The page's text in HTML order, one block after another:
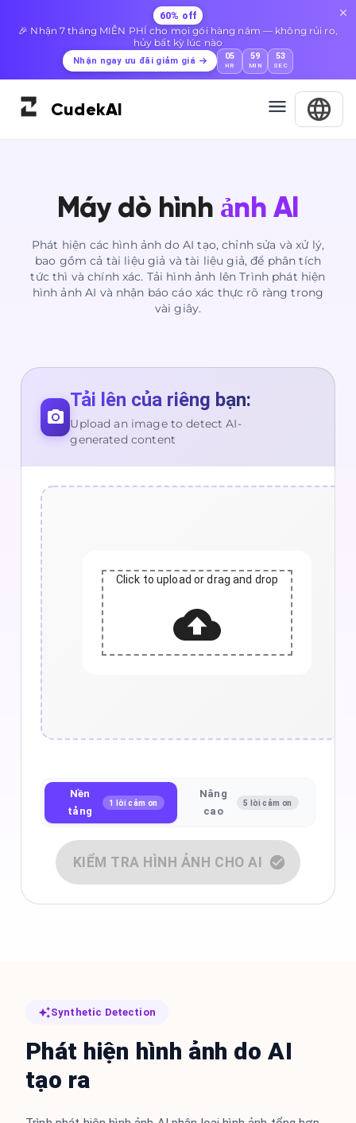
60% off
🎉 Nhận 7 tháng MIỄN PHÍ cho mọi gói hàng năm — không rủi ro,
hủy bất kỳ lúc nào
Nhận ngay ưu đãi giảm giá 05
HR
59
MIN
52
SEC
CudekAI
Máy dò hình ảnh AI
Phát hiện các hình ảnh do AI tạo, chỉnh sửa và xử lý,
bao gồm cả tài liệu giả và tài liệu giả, để phân tích
tức thì và chính xác. Tải hình ảnh lên Trình phát hiện
hình ảnh AI và nhận báo cáo xác thực rõ ràng trong
vài giây.
Tải lên của riêng bạn:
Upload an image to detect AI-
generated content
Click to upload or drag and drop
Nền
tảng
1 lời cảm ơn
Nâng
cao
5 lời cảm ơn
KIỂM TRA HÌNH ẢNH CHO AI
Synthetic Detection
Phát hiện hình ảnh do AI
tạo ra